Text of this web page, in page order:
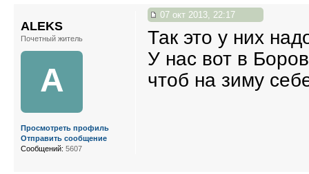
07 окт 2013, 22:17
Так это у них
У нас вот в
чтоб на зиму
ALEKS
Почетный житель
A
Просмотреть профиль
Отправить сообщение
Сообщений: 5607